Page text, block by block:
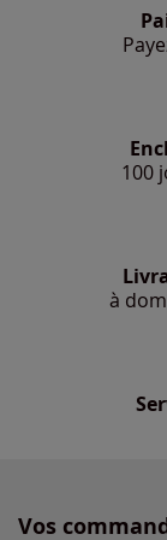
100
à
Vos